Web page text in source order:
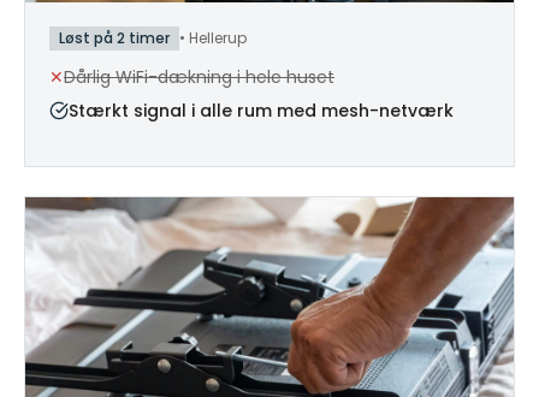
Løst på 2 timer • Hellerup
✕Dårlig WiFi-dækning i hele huset
Stærkt signal i alle rum med mesh-netværk